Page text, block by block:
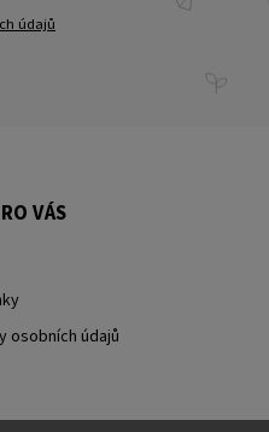
údajů
VÁS
osobních údajů